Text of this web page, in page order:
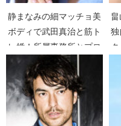
静まなみの細マッチョ美
ボディで武田真治と筋ト
レ婚！所属事務所とプロ
フィール【歯科衛生士】
【静麻波】
独